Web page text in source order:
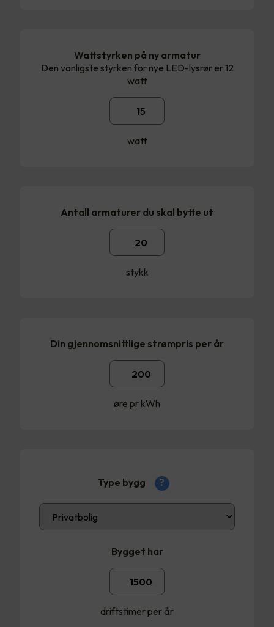
Wattstyrken på ny armatur
Den vanligste styrken for nye LED-lysrør er 12
watt
watt
Antall armaturer du skal bytte ut
stykk
Din gjennomsnittlige strømpris per år
øre pr kWh
Type bygg ?
Bygget har
driftstimer per år